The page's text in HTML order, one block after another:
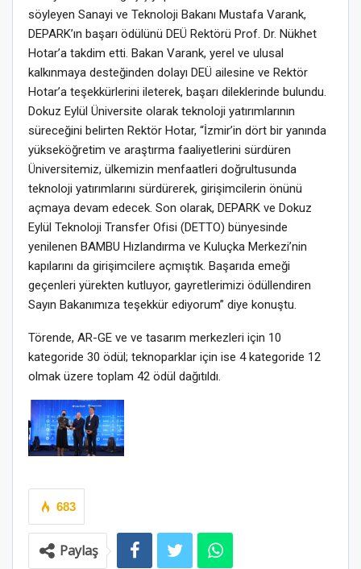
söyleyen Sanayi ve Teknoloji Bakanı Mustafa Varank,
DEPARK’ın başarı ödülünü DEÜ Rektörü Prof. Dr. Nükhet
Hotar’a takdim etti. Bakan Varank, yerel ve ulusal
kalkınmaya desteğinden dolayı DEÜ ailesine ve Rektör
Hotar’a teşekkürlerini ileterek, başarı dileklerinde bulundu.
Dokuz Eylül Üniversite olarak teknoloji yatırımlarının
süreceğini belirten Rektör Hotar, “İzmir’in dört bir yanında
yükseköğretim ve araştırma faaliyetlerini sürdüren
Üniversitemiz, ülkemizin menfaatleri doğrultusunda
teknoloji yatırımlarını sürdürerek, girişimcilerin önünü
açmaya devam edecek. Son olarak, DEPARK ve Dokuz
Eylül Teknoloji Transfer Ofisi (DETTO) bünyesinde
yenilenen BAMBU Hızlandırma ve Kuluçka Merkezi’nin
kapılarını da girişimcilere açmıştık. Başarıda emeği
geçenleri yürekten kutluyor, gayretlerimizi ödüllendiren
Sayın Bakanımıza teşekkür ediyorum” diye konuştu.
Törende, AR-GE ve ve tasarım merkezleri için 10
kategoride 30 ödül; teknoparklar için ise 4 kategoride 12
olmak üzere toplam 42 ödül dağıtıldı.
683
Paylaş